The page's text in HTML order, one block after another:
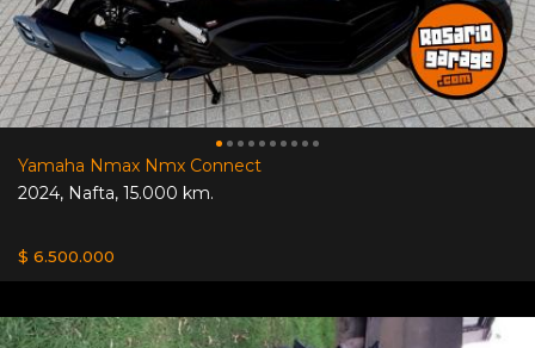
Yamaha Nmax Nmx Connect
2024, Nafta, 15.000 km.
$ 6.500.000